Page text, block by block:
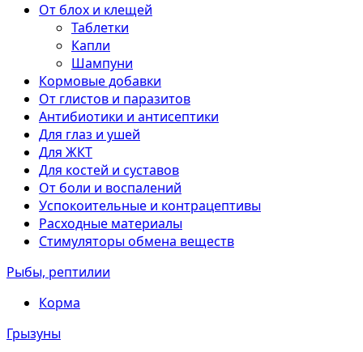
От блох и клещей
Таблетки
Капли
Шампуни
Кормовые добавки
От глистов и паразитов
Антибиотики и антисептики
Для глаз и ушей
Для ЖКТ
Для костей и суставов
От боли и воспалений
Успокоительные и контрацептивы
Расходные материалы
Стимуляторы обмена веществ
Рыбы, рептилии
Корма
Грызуны